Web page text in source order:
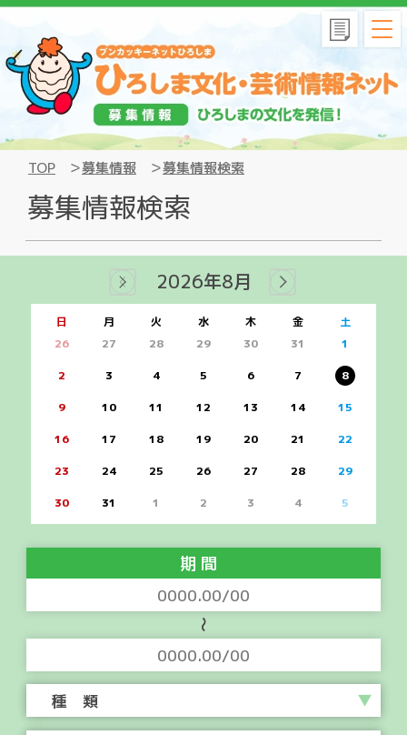
TOP 募集情報 募集情報検索
募集情報検索
2026年8月
日 月 火 水 木 金
土
26
27 28 29 30 31 1
2 3 4 5 6 7 8
9 10 11 12 13 14 15
16 17 18 19 20 21 22
23 24 25 26 27 28 29
30 31 1 2 3 4 5
期 間
〜
種 類